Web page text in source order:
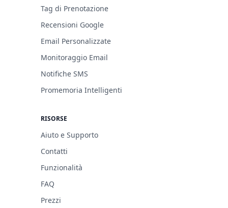
Tag di Prenotazione
Recensioni Google
Email Personalizzate
Monitoraggio Email
Notifiche SMS
Promemoria Intelligenti
RISORSE
Aiuto e Supporto
Contatti
Funzionalità
FAQ
Prezzi